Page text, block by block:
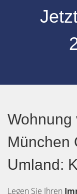
Wohnung
München
Umland:
Legen Sie Ihren